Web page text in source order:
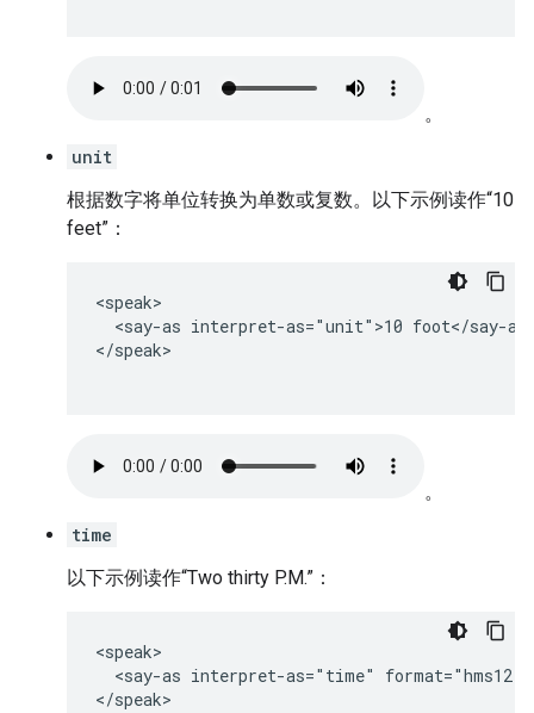
。
unit
根据数字将单位转换为单数或复数。以下示例读作“10
feet”：
<speak>
<say-as interpret-as="unit">10 foot</say-
</speak>
。
time
以下示例读作“Two thirty P.M.”：
<speak>
<say-as interpret-as="time"
</speak>